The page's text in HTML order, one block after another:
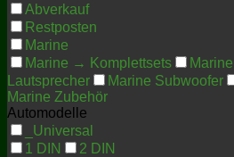
Abverkauf
Restposten
Marine
Marine → Komplettsets
Lautsprecher
Marine Subwoofer
Marine Zubehör
Automodelle
_Universal
1 DIN
2 DIN